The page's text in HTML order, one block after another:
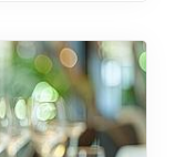
köra
har en
kan
du